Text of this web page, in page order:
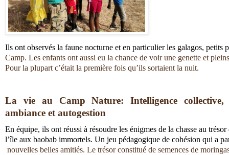
Ils ont observés la faune nocturne et en particulier les galagos, petits
Camp. Les enfants ont aussi eu la chance de voir une genette et
Pour la plupart c’était la première fois qu’ils sortaient la nuit.
La vie au Camp Nature: Intelligence collective,
ambiance et autogestion
En équipe, ils ont réussi à résoudre les énigmes de la chasse au
l’île aux baobab immortels. Un jeu pédagogique de cohésion qui a
nouvelles belles amitiés. Le trésor constitué de semences de